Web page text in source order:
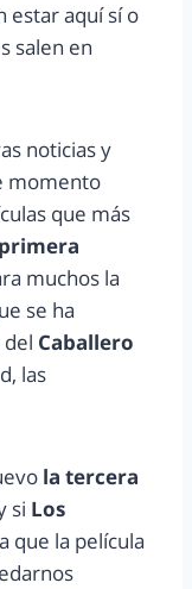
estar aquí sí o
salen en
noticias y
momento
que más
muchos la
se ha
Caballero
las
la tercera
si Los
que la película